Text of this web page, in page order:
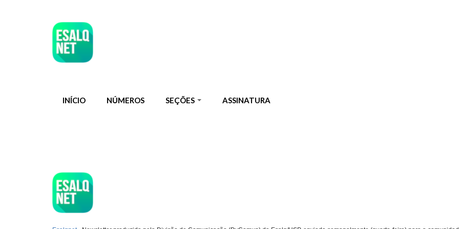
INÍCIO NÚMEROS SEÇÕES ASSINATURA
ESQLNET